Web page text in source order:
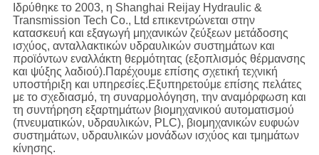
Ιδρύθηκε το 2003, η Shanghai Reijay Hydraulic &
Transmission Tech Co., Ltd επικεντρώνεται στην
κατασκευή και εξαγωγή μηχανικών ζεύξεων μετάδοσης
ισχύος, ανταλλακτικών υδραυλικών συστημάτων και
προϊόντων εναλλάκτη θερμότητας (εξοπλισμός θέρμανσης
και ψύξης λαδιού).Παρέχουμε επίσης σχετική τεχνική
υποστήριξη και υπηρεσίες.Εξυπηρετούμε επίσης πελάτες
με το σχεδιασμό, τη συναρμολόγηση, την αναμόρφωση και
τη συντήρηση εξαρτημάτων βιομηχανικού αυτοματισμού
(πνευματικών, υδραυλικών, PLC), βιομηχανικών ευφυών
συστημάτων, υδραυλικών μονάδων ισχύος και τμημάτων
κίνησης.